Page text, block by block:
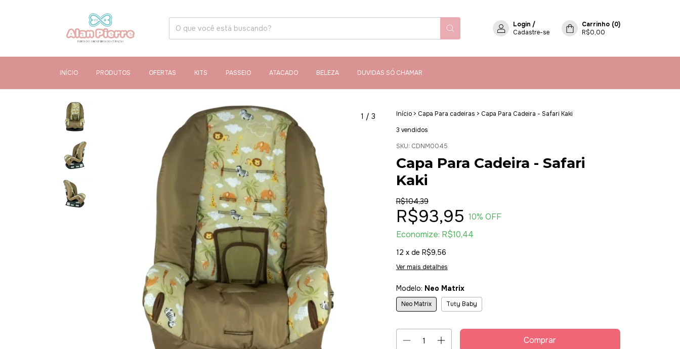
Login /
Cadastre-se
Carrinho (0)
R$0,00
INÍCIO PRODUTOS OFERTAS KITS PASSEIO ATACADO BELEZA DUVIDAS SÓ CHAMAR
1 / 3 Início > Capa Para cadeiras > Capa Para Cadeira - Safari Kaki
3 vendidos
SKU: CDNM0045
Capa Para Cadeira - Safari
Kaki
R$104,39
R$93,95 10% OFF
Economize: R$10,44
12 x de R$9,56
Ver mais detalhes
Modelo: Neo Matrix
Neo Matrix Tuty Baby